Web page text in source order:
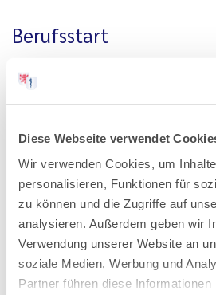
Diese Webseite verwendet
Wir verwenden Cookies, um
personalisieren, Funktionen für
zu können und die Zugriffe auf
analysieren. Außerdem geben wir
Verwendung unserer Website an
soziale Medien, Werbung und
Partner führen diese
Berufsstart
Auch der Start in die ärztliche
ausländischer Studierenden, der
Studienplatzvergabe, der
und Beruf und vieles mehr. Die
Medizinstudierenden in
dabei zu unseren wichtigsten